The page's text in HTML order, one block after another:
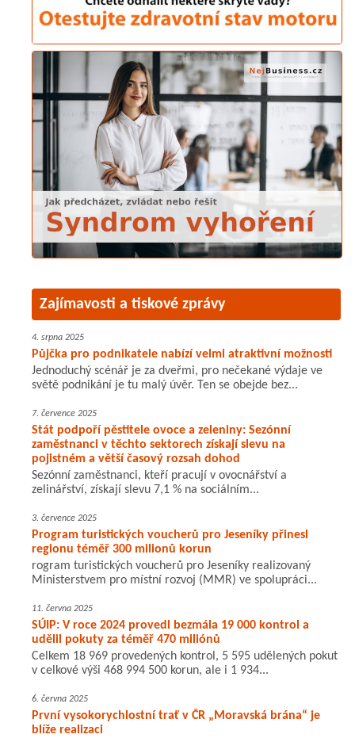
Zajímavosti a tiskové zprávy
4. srpna 2025
Půjčka pro podnikatele nabízí velmi atraktivní možnosti
Jednoduchý scénář je za dveřmi, pro nečekané výdaje ve
světě podnikání je tu malý úvěr. Ten se obejde bez...
7. července 2025
Stát podpoří pěstitele ovoce a zeleniny: Sezónní
zaměstnanci v těchto sektorech získají slevu na
pojistném a větší časový rozsah dohod
Sezónní zaměstnanci, kteří pracují v ovocnářství a
zelinářství, získají slevu 7,1 % na sociálním...
3. července 2025
Program turistických voucherů pro Jeseníky přinesl
regionu téměř 300 milionů korun
rogram turistických voucherů pro Jeseníky realizovaný
Ministerstvem pro místní rozvoj (MMR) ve spolupráci...
11. června 2025
SÚIP: V roce 2024 provedl bezmála 19 000 kontrol a
udělil pokuty za téměř 470 miliónů
Celkem 18 969 provedených kontrol, 5 595 udělených pokut
v celkové výši 468 994 500 korun, ale i 1 934...
6. června 2025
První vysokorychlostní trať v ČR „Moravská brána“ je
blíže realizaci